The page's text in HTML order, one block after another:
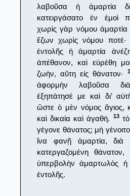
λαβοῦσα ἡ ἁμαρτία
κατειργάσατο ἐν ἐμοὶ
χωρὶς γὰρ νόμου
ἔζων χωρὶς νόμου ποτέ·
ἐντολῆς ἡ ἁμαρτία
ἀπέθανον, καὶ εὑρέθη
ζωὴν, αὕτη εἰς θάνατον·
ἀφορμὴν λαβοῦσα
ἐξηπάτησέ με καὶ δι’
ὥστε ὁ μὲν νόμος ἅγιος,
καὶ δικαία καὶ ἀγαθή.
13τὸ
γέγονε θάνατος; μὴ
ἵνα φανῇ ἁμαρτία, διὰ
κατεργαζομένη θάνατον,
ὑπερβολὴν ἁμαρτωλὸς ἡ
ἐντολῆς.